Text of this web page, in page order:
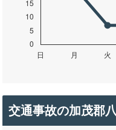
交通事故の加茂郡